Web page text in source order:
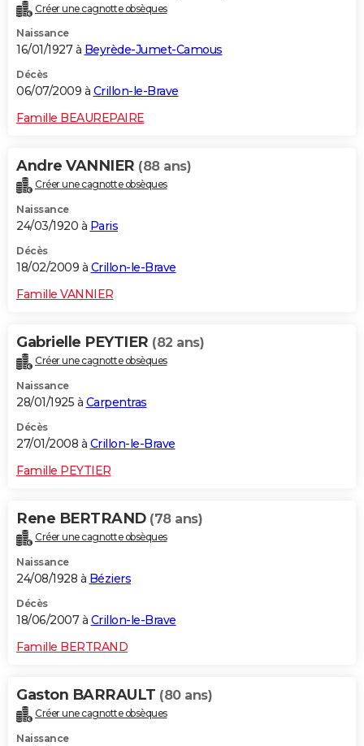
Créer une cagnotte obsèques
Naissance
16/01/1927 à Beyrède-Jumet-Camous
Décès
06/07/2009 à Crillon-le-Brave
Famille BEAUREPAIRE
Andre VANNIER (88 ans)
Créer une cagnotte obsèques
Naissance
24/03/1920 à Paris
Décès
18/02/2009 à Crillon-le-Brave
Famille VANNIER
Gabrielle PEYTIER (82 ans)
Créer une cagnotte obsèques
Naissance
28/01/1925 à Carpentras
Décès
27/01/2008 à Crillon-le-Brave
Famille PEYTIER
Rene BERTRAND (78 ans)
Créer une cagnotte obsèques
Naissance
24/08/1928 à Béziers
Décès
18/06/2007 à Crillon-le-Brave
Famille BERTRAND
Gaston BARRAULT (80 ans)
Créer une cagnotte obsèques
Naissance